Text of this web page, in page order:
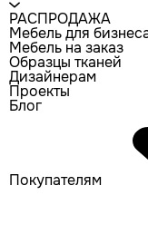
РАСПРОДАЖА
Мебель для
Мебель на заказ
Образцы тканей
Дизайнерам
Проекты
Блог
Покупателям